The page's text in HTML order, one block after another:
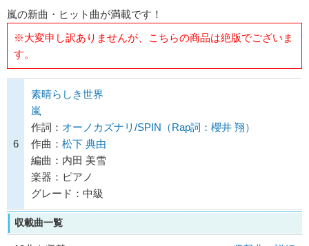
嵐の新曲・ヒット曲が満載です！
※大変申し訳ありませんが、こちらの商品は絶版でございま
す。
6
素晴らしき世界
嵐
作詞： オーノカズナリ/SPIN（Rap詞：櫻井 翔）
作曲： 松下 典由
編曲：内田 美雪
楽器：ピアノ
グレード：中級
収載曲一覧